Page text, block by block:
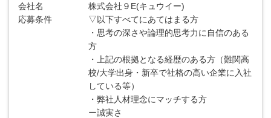
会社名
株式会社９E(キュウイー)
応募条件
▽以下すべてにあてはまる方
・思考の深さや論理的思考力に自信のある
方
・上記の根拠となる経歴のある方（難関高
校/大学出身・新卒で社格の高い企業に入社
している等）
・弊社人材理念にマッチする方
ー誠実さ